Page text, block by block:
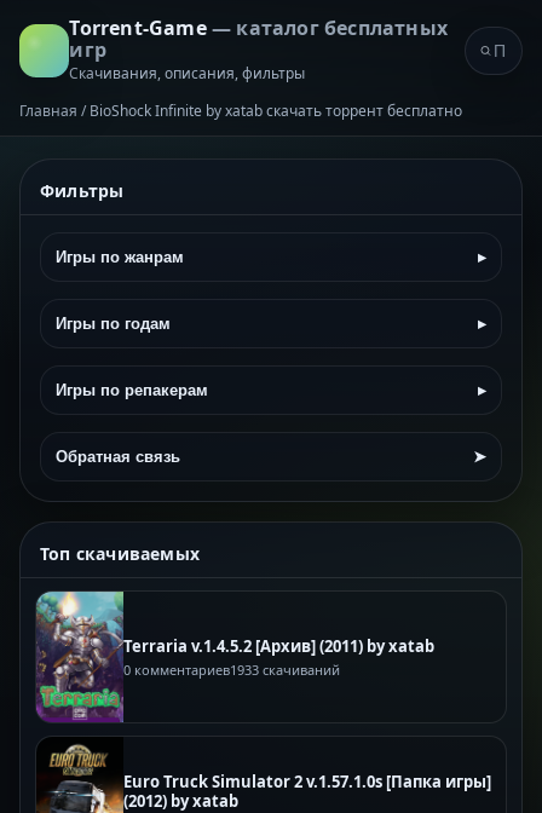
Torrent-Game— каталог бесплатных
игр
Скачивания, описания, фильтры
Главная / BioShock Infinite by xatab скачать торрент бесплатно
Фильтры
Игры по жанрам ▸
Игры по годам ▸
Игры по репакерам ▸
Обратная связь ➤
Топ скачиваемых
Terraria v.1.4.5.2 [Архив] (2011) by xatab
0 комментариев1933 скачиваний
Euro Truck Simulator 2 v.1.57.1.0s [Папка игры]
(2012) by xatab